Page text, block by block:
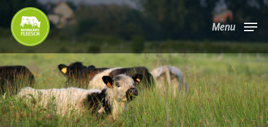
Skip
to
main
content
Menu